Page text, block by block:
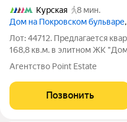
Курская
8 мин.
Дом на Покровском бульваре
Лот: 44712. Предлагается
168,8 кв.м. в элитном ЖК
Возможная планировка:
3,2 м, окна выходят на три
Агентство Point Estate
Позвонить